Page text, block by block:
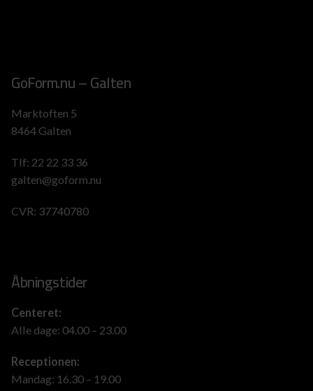
GoForm.nu – Galten
Marktoften 5
8464 Galten
Tlf: 22 22 33 36
galten@goform.nu
CVR: 37740780
Åbningstider
Centeret:
Alle dage: 04.00 – 23.00
Receptionen:
Mandag: 16.30 – 19.00